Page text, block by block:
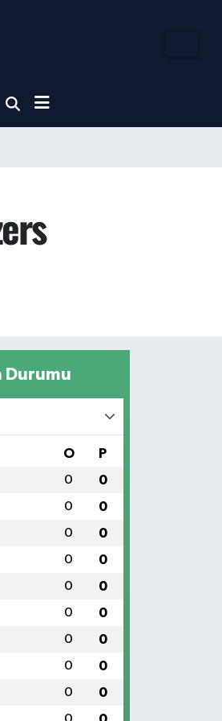
Durumu
O P
0 0
0 0
0 0
0 0
0 0
0 0
0 0
0 0
0 0